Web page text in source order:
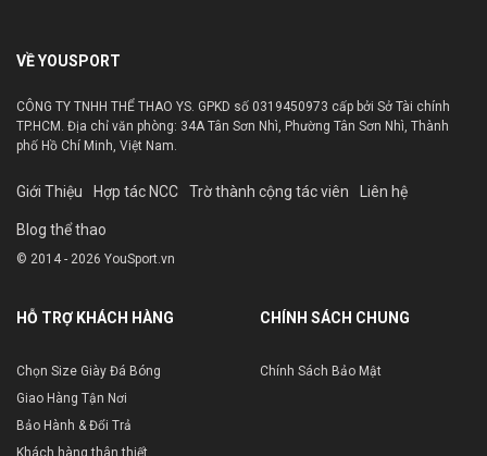
VỀ YOUSPORT
CÔNG TY TNHH THỂ THAO YS. GPKD số 0319450973 cấp bởi Sở Tài chính
TP.HCM. Địa chỉ văn phòng: 34A Tân Sơn Nhì, Phường Tân Sơn Nhì, Thành
phố Hồ Chí Minh, Việt Nam.
Giới Thiệu Hợp tác NCC Trờ thành cộng tác viên Liên hệ
Blog thể thao
© 2014 - 2026 YouSport.vn
HỖ TRỢ KHÁCH HÀNG
Chọn Size Giày Đá Bóng
Giao Hàng Tận Nơi
Bảo Hành & Đổi Trả
Khách hàng thân thiết
CHÍNH SÁCH CHUNG
Chính Sách Bảo Mật